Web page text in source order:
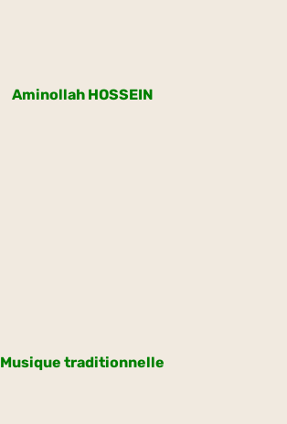
Aminollah HOSSEIN
Musique traditionnelle